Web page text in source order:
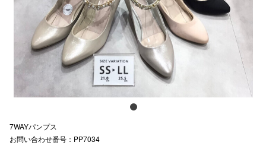
7WAYパンプス
お問い合わせ番号：PP7034
電話で